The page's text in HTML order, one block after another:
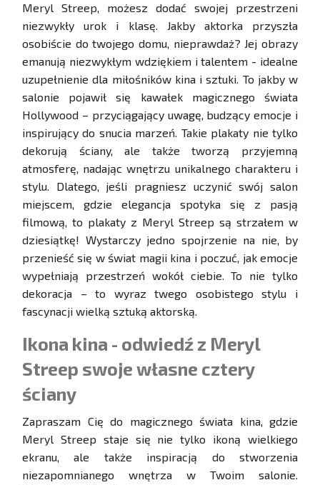
Meryl Streep, możesz dodać swojej przestrzeni
niezwykły urok i klasę. Jakby aktorka przyszła
osobiście do twojego domu, nieprawdaż? Jej obrazy
emanują niezwykłym wdziękiem i talentem - idealne
uzupełnienie dla miłośników kina i sztuki. To jakby w
salonie pojawił się kawałek magicznego świata
Hollywood – przyciągający uwagę, budzący emocje i
inspirujący do snucia marzeń. Takie plakaty nie tylko
dekorują ściany, ale także tworzą przyjemną
atmosferę, nadając wnętrzu unikalnego charakteru i
stylu. Dlatego, jeśli pragniesz uczynić swój salon
miejscem, gdzie elegancja spotyka się z pasją
filmową, to plakaty z Meryl Streep są strzałem w
dziesiątkę! Wystarczy jedno spojrzenie na nie, by
przenieść się w świat magii kina i poczuć, jak emocje
wypełniają przestrzeń wokół ciebie. To nie tylko
dekoracja – to wyraz twego osobistego stylu i
fascynacji wielką sztuką aktorską.
Ikona kina - odwiedź z Meryl
Streep swoje własne cztery
ściany
Zapraszam Cię do magicznego świata kina, gdzie
Meryl Streep staje się nie tylko ikoną wielkiego
ekranu, ale także inspiracją do stworzenia
niezapomnianego wnętrza w Twoim salonie.